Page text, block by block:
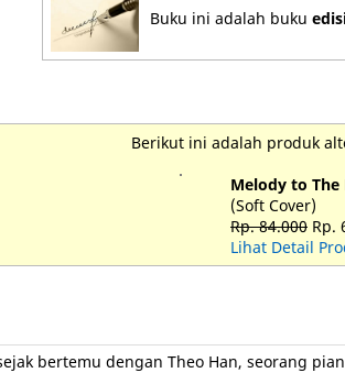
Buku ini adalah buku
Berikut ini adalah produk
Melody to The
(Soft Cover)
Rp. 84.000 Rp.
Lihat Detail
bertemu dengan Theo Han, seorang